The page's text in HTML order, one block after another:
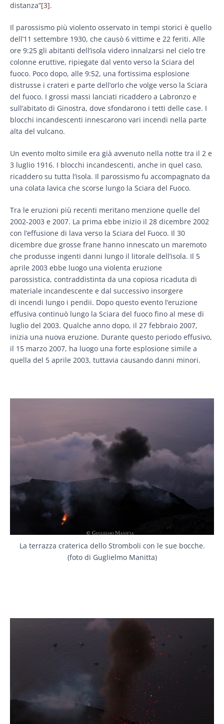
distanza”[3].
Il parossismo più violento osservato in tempi storici è quello
dell’11 settembre 1930, che causò 6 vittime e 22 feriti. Alle
ore 9:25 gli abitanti dell’isola videro innalzarsi nel cielo tre
colonne eruttive, ripiegate dal vento verso la Sciara del
fuoco. Poco dopo, alle 9:52, una fortissima esplosione
distrusse i crateri e parte dell’orlo che volge verso la Sciara
del fuoco. I grossi massi lanciati ricaddero a Labronzo e
sull’abitato di Ginostra, dove sfondarono i tetti delle case. I
blocchi incandescenti innescarono vari incendi nella parte
alta del vulcano.
Un evento molto simile era già avvenuto nella notte tra il 2 e
3 luglio 1916. I blocchi incandescenti, anche in quel caso,
ricaddero su tutta l’isola. Il parossismo fu accompagnato da
una colata lavica che scorse lungo la Sciara del Fuoco.
Tra le eruzioni più recenti meritano menzione quelle del
2002-2003 e 2007. La prima ebbe inizio il 28 dicembre 2002
con l’effusione di lava verso la Sciara del Fuoco. Il 30
dicembre due grosse frane hanno innescato un maremoto
che produsse ingenti danni lungo il litorale dell’isola. Il 5
aprile 2003 ebbe luogo una violenta eruzione
parossistica, contraddistinta da una copiosa ricaduta di
materiale incandescente e dal successivo insorgere
di incendi lungo i pendii. Dopo questo evento l’eruzione
effusiva continuò lungo la Sciara del fuoco fino al mese di
luglio del 2003. Qualche anno dopo, il 27 febbraio 2007,
inizia una nuova eruzione. Durante questo periodo effusivo,
il 15 marzo 2007, ha luogo una forte esplosione simile a
quella del 5 aprile 2003, tuttavia causando danni minori.
La terrazza craterica dello Stromboli con le sue bocche.
(foto di Guglielmo Manitta)